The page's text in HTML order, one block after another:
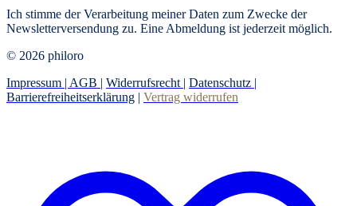
Ich stimme der Verarbeitung meiner Daten zum Zwecke der
Newsletterversendung zu. Eine Abmeldung ist jederzeit möglich.
© 2026 philoro
Impressum | AGB | Widerrufsrecht | Datenschutz |
Barrierefreiheitserklärung | Vertrag widerrufen